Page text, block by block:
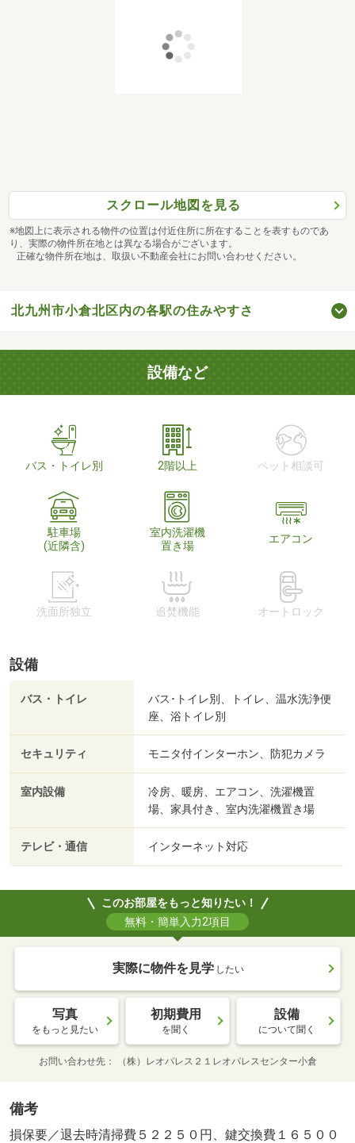
スクロール地図を見る
※地図上に表示される物件の位置は付近住所に所在することを表すものであ
り、実際の物件所在地とは異なる場合がございます。
正確な物件所在地は、取扱い不動産会社にお問い合わせください。
北九州市小倉北区内の各駅の住みやすさ
設備など
バス・トイレ別 2階以上 ペット相談可
駐車場
(近隣含)
室内洗濯機
置き場
エアコン
洗面所独立 追焚機能 オートロック
設備
バス・トイレ
バス･トイレ別、トイレ、温水洗浄便
座、浴トイレ別
セキュリティ モニタ付インターホン、防犯カメラ
室内設備
冷房、暖房、エアコン、洗濯機置
場、家具付き、室内洗濯機置き場
テレビ・通信 インターネット対応
このお部屋をもっと知りたい！
無料・簡単入力2項目
実際に物件を見学 したい
写真
をもっと見たい
初期費用
を聞く
設備
について聞く
お問い合わせ先 （株）レオパレス２１レオパレスセンター小倉
備考
損保要／退去時清掃費５２２５０円、鍵交換費１６５００